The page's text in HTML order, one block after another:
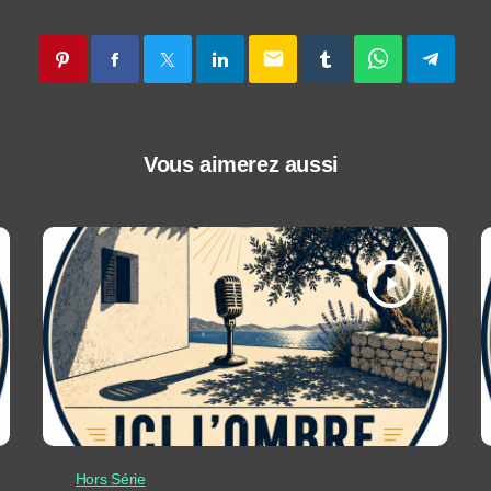
email
Vous aimerez aussi
play_arrow
Hors Série